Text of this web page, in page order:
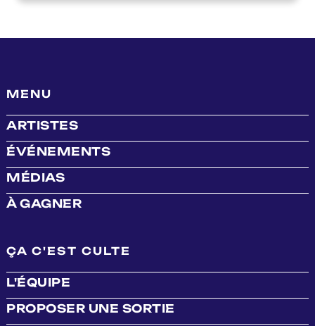
MENU
ARTISTES
ÉVÉNEMENTS
MÉDIAS
À GAGNER
ÇA C'EST CULTE
L'ÉQUIPE
PROPOSER UNE SORTIE